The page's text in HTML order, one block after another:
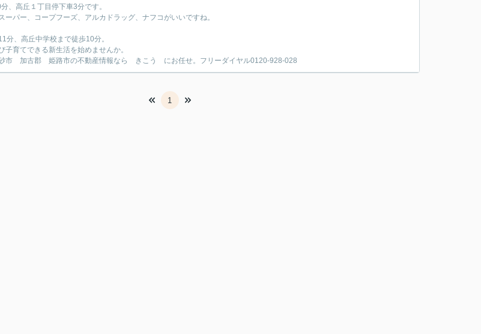
、高丘１丁目停下車3分です。
ーパー、コープフーズ、アルカドラッグ、ナフコがいいですね。
分、高丘中学校まで徒歩10分。
子育てできる新生活を始めませんか。
加古郡 姫路市の不動産情報なら きこう にお任せ。フリーダイヤル0120-928-028
1